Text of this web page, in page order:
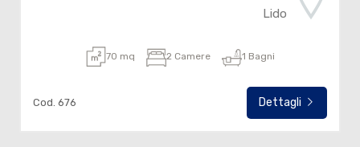
Lido
70 mq 2 Camere 1 Bagni
Cod. 676 Dettagli